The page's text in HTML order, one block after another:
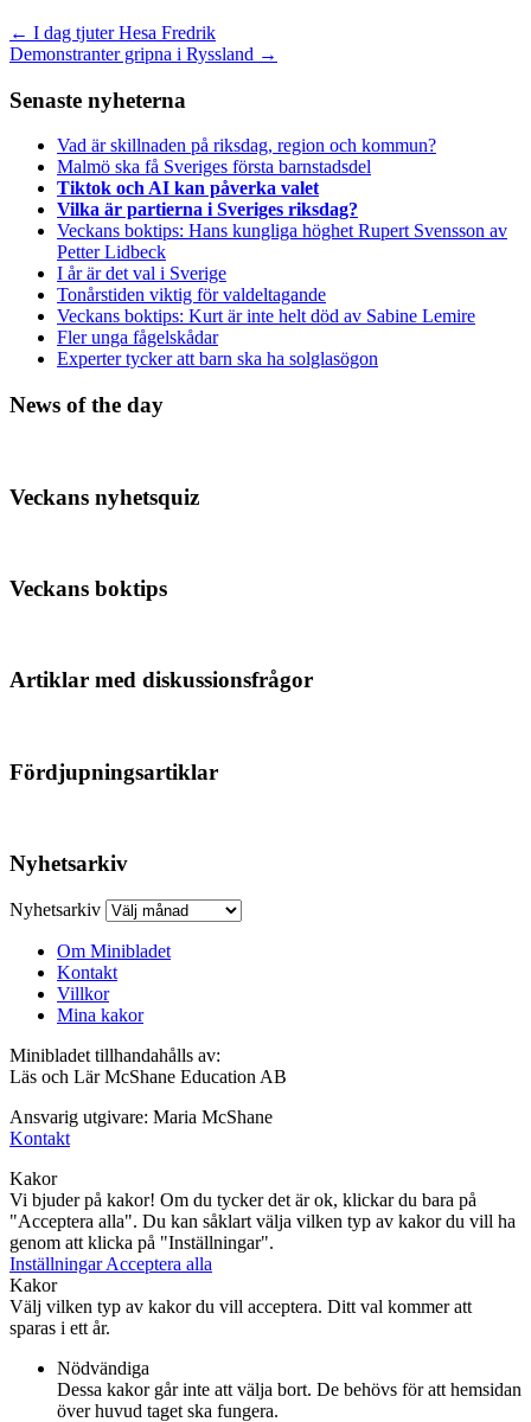
← I dag tjuter Hesa Fredrik
Demonstranter gripna i Ryssland →
Senaste nyheterna
Vad är skillnaden på riksdag, region och kommun?
Malmö ska få Sveriges första barnstadsdel
Tiktok och AI kan påverka valet
Vilka är partierna i Sveriges riksdag?
Veckans boktips: Hans kungliga höghet Rupert Svensson av
Petter Lidbeck
I år är det val i Sverige
Tonårstiden viktig för valdeltagande
Veckans boktips: Kurt är inte helt död av Sabine Lemire
Fler unga fågelskådar
Experter tycker att barn ska ha solglasögon
News of the day
Veckans nyhetsquiz
Veckans boktips
Artiklar med diskussionsfrågor
Fördjupningsartiklar
Nyhetsarkiv
Nyhetsarkiv
Om Minibladet
Kontakt
Villkor
Mina kakor
Minibladet tillhandahålls av:
Läs och Lär McShane Education AB
Ansvarig utgivare: Maria McShane
Kontakt
Kakor
Vi bjuder på kakor! Om du tycker det är ok, klickar du bara på
"Acceptera alla". Du kan såklart välja vilken typ av kakor du vill ha
genom att klicka på "Inställningar".
InställningarAcceptera alla
Kakor
Välj vilken typ av kakor du vill acceptera. Ditt val kommer att
sparas i ett år.
Nödvändiga
Dessa kakor går inte att välja bort. De behövs för att hemsidan
över huvud taget ska fungera.